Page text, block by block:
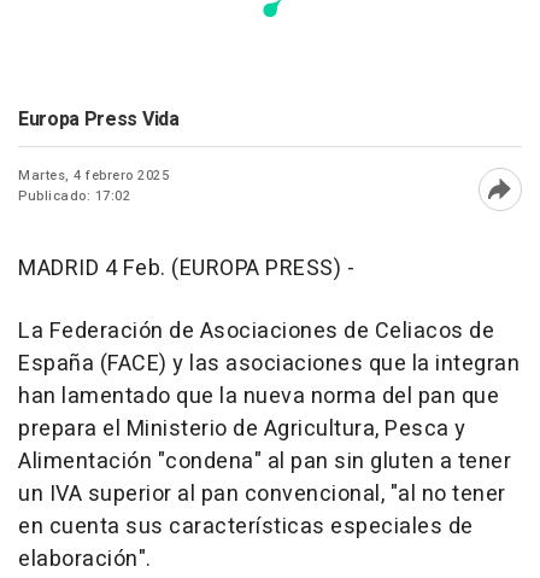
Europa Press Vida
Martes, 4 febrero 2025
Publicado: 17:02
MADRID 4 Feb. (EUROPA PRESS) -
La Federación de Asociaciones de Celiacos de
España (FACE) y las asociaciones que la integran
han lamentado que la nueva norma del pan que
prepara el Ministerio de Agricultura, Pesca y
Alimentación "condena" al pan sin gluten a tener
un IVA superior al pan convencional, "al no tener
en cuenta sus características especiales de
elaboración".